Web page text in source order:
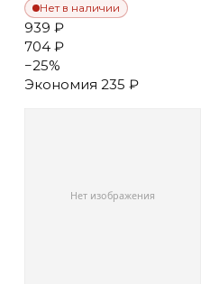
Нет в наличии
939 ₽
704 ₽
−25%
Экономия 235 ₽